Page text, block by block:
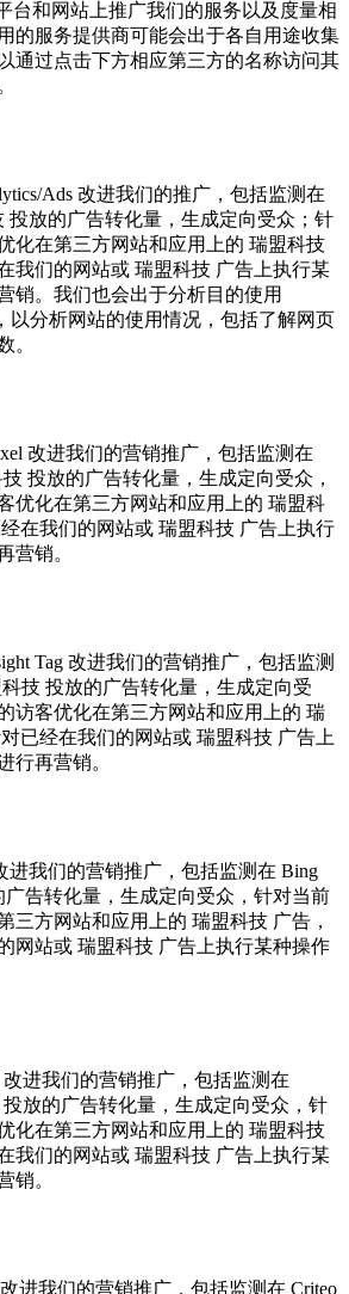
台和网站上推广我们的服务以及度量相
的服务提供商可能会出于各自用途收集
通过点击下方相应第三方的名称访问其
Ads 改进我们的推广，包括监测在
投放的广告转化量，生成定向受众；针
化在第三方网站和应用上的 瑞盟科技
我们的网站或 瑞盟科技 广告上执行某
销。我们也会出于分析目的使用
以分析网站的使用情况，包括了解网页
。
改进我们的营销推广，包括监测在
投放的广告转化量，生成定向受众，
优化在第三方网站和应用上的 瑞盟科
在我们的网站或 瑞盟科技 广告上执行
营销。
Tag 改进我们的营销推广，包括监测
技 投放的广告转化量，生成定向受
访客优化在第三方网站和应用上的 瑞
已经在我们的网站或 瑞盟科技 广告上
行再营销。
进我们的营销推广，包括监测在 Bing
广告转化量，生成定向受众，针对当前
三方网站和应用上的 瑞盟科技 广告，
网站或 瑞盟科技 广告上执行某种操作
改进我们的营销推广，包括监测在
投放的广告转化量，生成定向受众，针
化在第三方网站和应用上的 瑞盟科技
我们的网站或 瑞盟科技 广告上执行某
销。
进我们的营销推广，包括监测在 Criteo